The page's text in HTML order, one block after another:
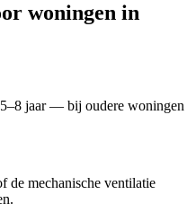
woningen in
jaar — bij oudere woningen
de mechanische ventilatie